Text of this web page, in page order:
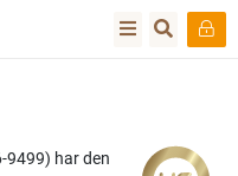
9499) har den